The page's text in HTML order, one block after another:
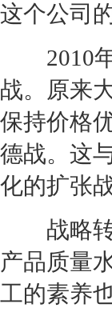
这个公司
2010年
战。原来
保持价格
德战。这
化的扩张战
战略转
产品质量
工的素养